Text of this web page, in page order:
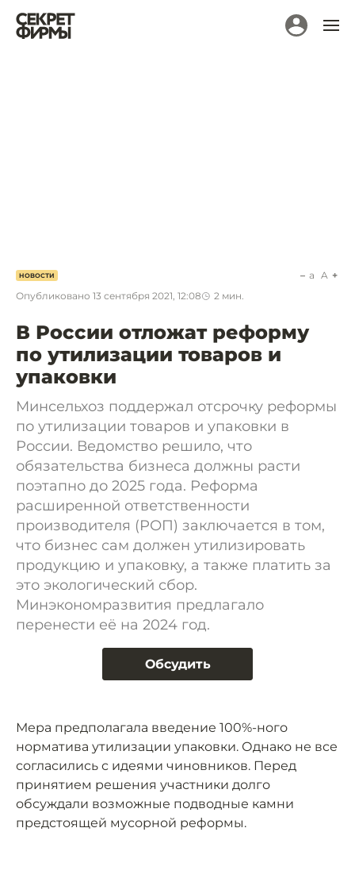
НОВОСТИ
Опубликовано 13 сентября 2021, 12:08 2 мин.
a A
В России отложат реформу
по утилизации товаров и
упаковки
Минсельхоз поддержал отсрочку реформы
по утилизации товаров и упаковки в
России. Ведомство решило, что
обязательства бизнеса должны расти
поэтапно до 2025 года. Реформа
расширенной ответственности
производителя (РОП) заключается в том,
что бизнес сам должен утилизировать
продукцию и упаковку, а также платить за
это экологический сбор.
Минэкономразвития предлагало
перенести её на 2024 год.
Обсудить
Мера предполагала введение 100%-ного
норматива утилизации упаковки. Однако не все
согласились с идеями чиновников. Перед
принятием решения участники долго
обсуждали возможные подводные камни
предстоящей мусорной реформы.